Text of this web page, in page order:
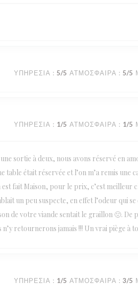
ΥΠΗΡΕΣΊΑ : 5/5 ΑΤΜΌΣΦΑΙΡΑ : 5/5
ΥΠΗΡΕΣΊΑ : 1/5 ΑΤΜΌΣΦΑΙΡΑ : 1/5
sortie à deux, nous avons réservé en
était réservée et l’on m’a remis une
fait Maison, pour le prix, c’est meilleur
un peu suspecte, en effet l’odeur qui
de votre viande sentait le graillon 🤢.
retournerons jamais !!! Un vrai piège à
ΥΠΗΡΕΣΊΑ : 1/5 ΑΤΜΌΣΦΑΙΡΑ : 3/5